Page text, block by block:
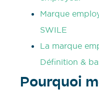
Marque
SWILE
La marque
Définition &
Pourquoi